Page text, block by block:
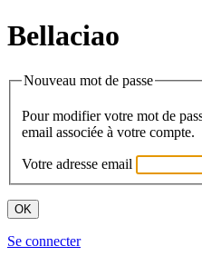
Bellaciao
Nouveau mot de passe
Pour modifier votre mot de
email associée à votre compte.
Votre adresse email
Se connecter